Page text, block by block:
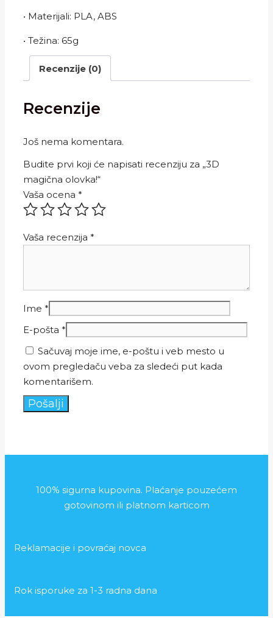
• Materijali: PLA, ABS
• Težina: 65g
Recenzije (0)
Recenzije
Još nema komentara.
Budite prvi koji će napisati recenziju za „3D
magična olovka!“
Vaša ocena *
Vaša recenzija *
Ime *
E-pošta *
Sačuvaj moje ime, e-poštu i veb mesto u
ovom pregledaču veba za sledeći put kada
komentarišem.
100% sigurna kupovina. Plaćanje pouzećem
gotovinom ili platnom karticom
Reklamacije i povraćaj novca
Rok isporuke za 1-3 radna dana